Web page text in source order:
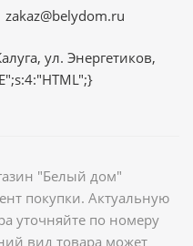
zakaz@belydom.ru
ул. Энергетиков,
"Белый дом"
покупки. Актуальную
уточняйте по номеру
вид товара может